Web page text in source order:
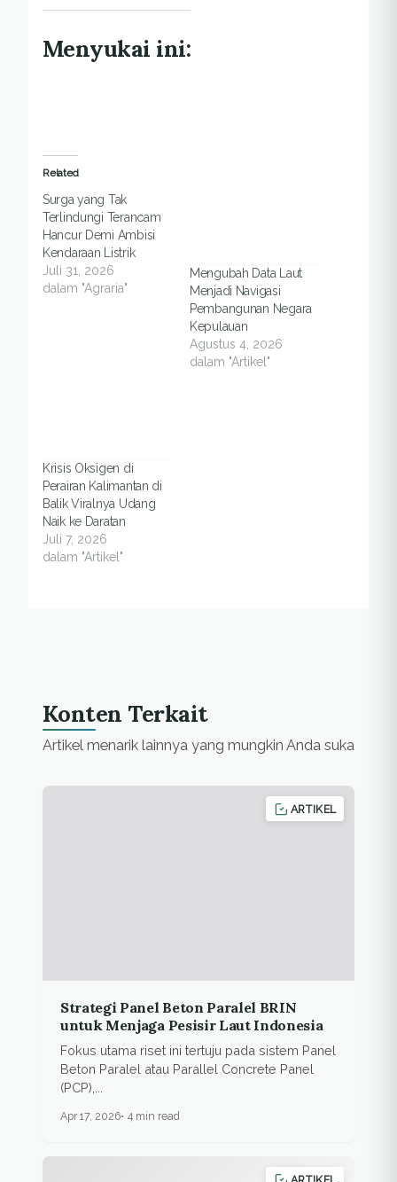
Menyukai ini:
Related
Surga yang Tak
Terlindungi Terancam
Hancur Demi Ambisi
Kendaraan Listrik
Juli 31, 2026
dalam "Agraria"
Mengubah Data Laut
Menjadi Navigasi
Pembangunan Negara
Kepulauan
Agustus 4, 2026
dalam "Artikel"
Krisis Oksigen di
Perairan Kalimantan di
Balik Viralnya Udang
Naik ke Daratan
Juli 7, 2026
dalam "Artikel"
Konten Terkait
Artikel menarik lainnya yang mungkin Anda suka
ARTIKEL
Strategi Panel Beton Paralel BRIN
untuk Menjaga Pesisir Laut Indonesia
Fokus utama riset ini tertuju pada sistem Panel
Beton Paralel atau Parallel Concrete Panel
(PCP),...
Apr 17, 2026 4 min read